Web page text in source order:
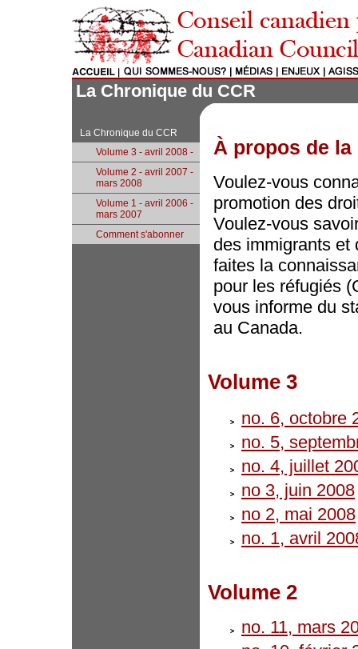
La Chronique du CCR
La Chronique du CCR
Volume 3 - avril 2008 -
Volume 2 - avril 2007 -
mars 2008
Volume 1 - avril 2006 -
mars 2007
Comment s'abonner
À propos de la
Voulez-vous
promotion des
Voulez-vous
des immigrants et
faites la
pour les réfugiés
vous informe du
au Canada.
Volume 3
no. 6, octobre
no. 5,
no. 4, juillet
no 3, juin 2008
no 2, mai 2008
no. 1, avril
Volume 2
no. 11, mars